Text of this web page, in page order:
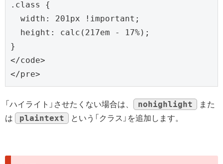
.class {
  width: 201px !important;
  height: calc(217em - 17%);
}
</code>
</pre>
「ハイライト」させたくない場合は、 nohighlight
また
は
plaintext という「クラス」を追加します。